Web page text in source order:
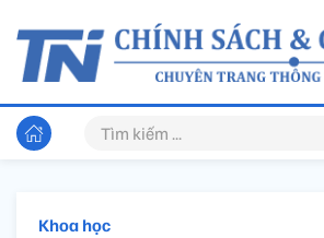
Khoa học